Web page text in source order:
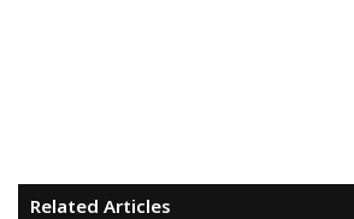
Related Articles